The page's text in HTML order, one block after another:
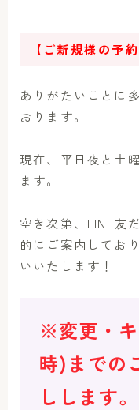
【ご新規様の予
ありがたいことに
おります。
現在、平日夜と土
ます。
空き次第、LINE友
的にご案内してお
いいたします！
※変更・
時)までの
しします。